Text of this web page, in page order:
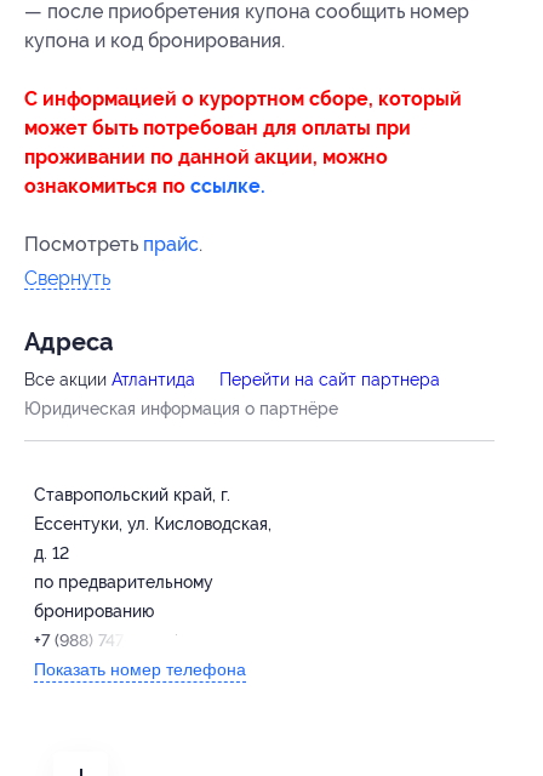
— после приобретения купона сообщить номер
купона и код бронирования.
С информацией о курортном сборе, который
может быть потребован для оплаты при
проживании по данной акции, можно
ознакомиться по ссылке.
Посмотреть прайс.
Свернуть
Адресa
Все акции Атлантида
Перейти на сайт партнера
Юридическая информация о партнёре
Ставропольский край, г.
Ессентуки, ул. Кисловодская,
д. 12
по предварительному
бронированию
+7 (988) 747-89-67
Показать номер телефона